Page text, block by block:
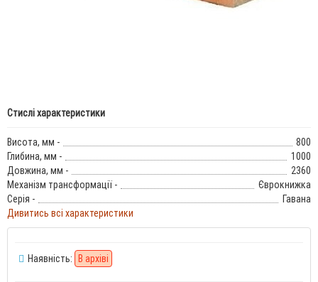
Стислі характеристики
Висота, мм -
800
Глибина, мм -
1000
Довжина, мм -
2360
Механізм трансформації -
Єврокнижка
Серія -
Гавана
Дивитись всі характеристики
Наявність: В архіві